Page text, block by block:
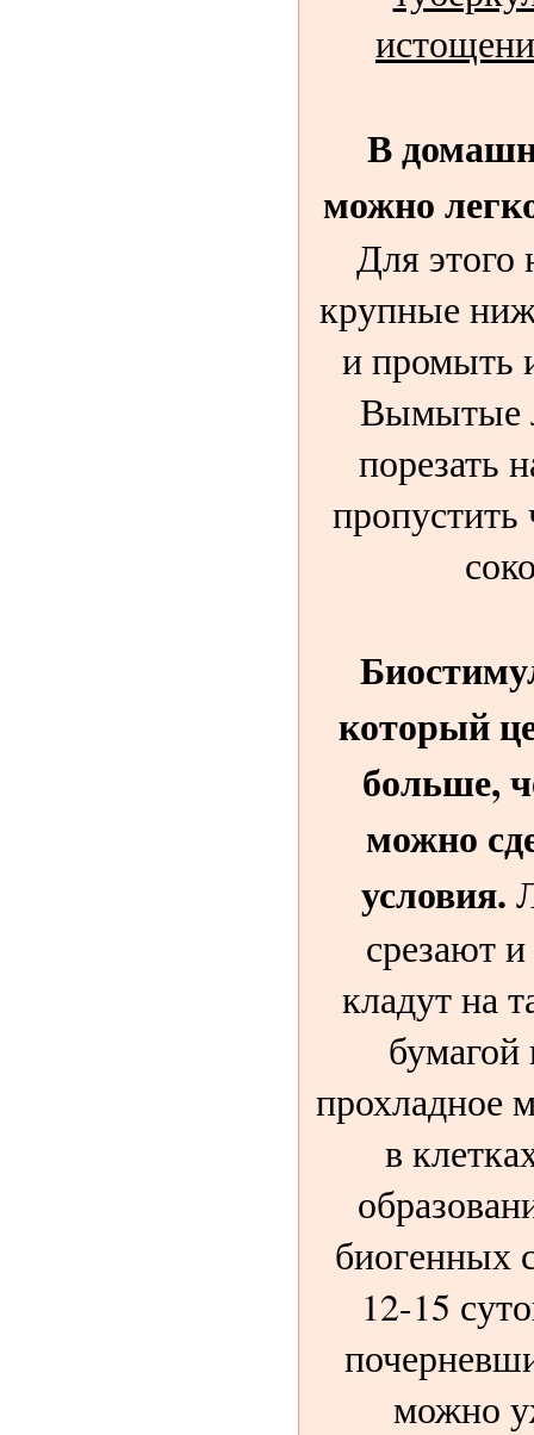
В
можно
Для этого
крупные
и промыть
Вымытые
порезать
пропустить
который
больше,
можно
условия.
срезают
кладут на
бумагой
прохладное
в
биогенных
12-15
можно